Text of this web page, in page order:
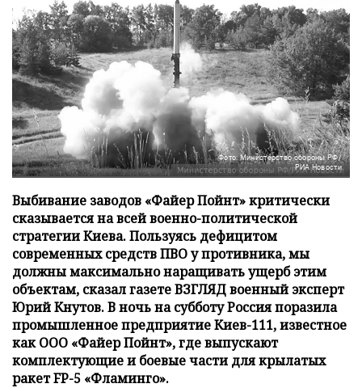
Фото: Министерство обороны РФ/
РИА Новости
Выбивание заводов «Файер Пойнт» критически
сказывается на всей военно-политической
стратегии Киева. Пользуясь дефицитом
современных средств ПВО у противника, мы
должны максимально наращивать ущерб этим
объектам, сказал газете ВЗГЛЯД военный эксперт
Юрий Кнутов. В ночь на субботу Россия поразила
промышленное предприятие Киев-111, известное
как ООО «Файер Пойнт», где выпускают
комплектующие и боевые части для крылатых
ракет FP-5 «Фламинго».